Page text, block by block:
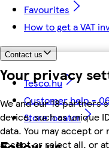
Your privacy
We and our 18 partners
device, such as unique
data. You may accept or
accept or reject all, or
Favourites
How to get a VAT
Contact us
Tesco.hu
Customer help -
Store locator